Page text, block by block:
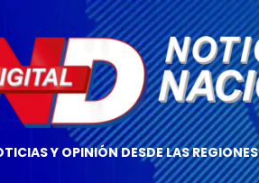
Y OPINIÓN DESDE LAS REGIONES